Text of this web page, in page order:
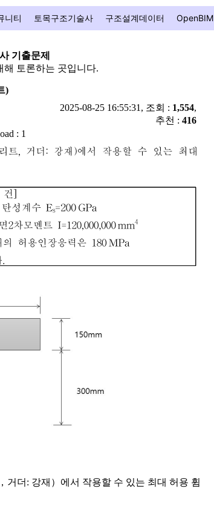
니티 토목구조기술사 구조설계데이터 OpenBIM
기출문제
해 토론하는 곳입니다.
)
2025-08-25 16:55:31, 조회 : 1,554,
추천 : 416
: 1
더: 강재）에서 작용할 수 있는 최대 허용 휨